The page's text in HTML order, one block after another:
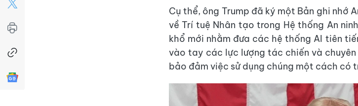
Cụ thể, ông Trump đã ký một Bản ghi nhớ
về Trí tuệ Nhân tạo trong Hệ thống An
khổ mới nhằm đưa các hệ thống AI tiên
vào tay các lực lượng tác chiến và
bảo đảm việc sử dụng chúng một cách có